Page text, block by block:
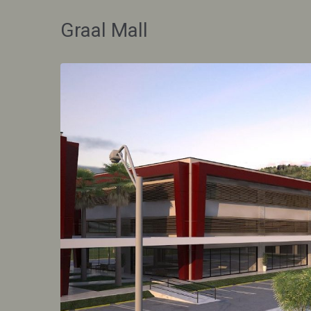
Graal Mall